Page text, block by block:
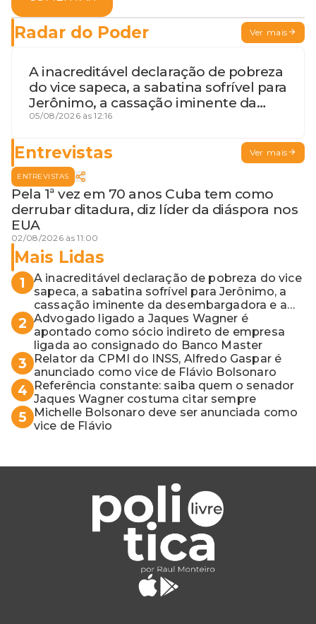
Radar do Poder Ver mais
A inacreditável declaração de pobreza
do vice sapeca, a sabatina sofrível para
Jerônimo, a cassação iminente da
desembargadora e a vaga do Quinto
05/08/2026 às 12:16
Entrevistas Ver mais
ENTREVISTAS
Pela 1ª vez em 70 anos Cuba tem como
derrubar ditadura, diz líder da diáspora nos
EUA
02/08/2026 às 11:00
Mais Lidas
1
A inacreditável declaração de pobreza do vice
sapeca, a sabatina sofrível para Jerônimo, a
cassação iminente da desembargadora e a
vaga do Quinto para o MP baiano
2 Advogado ligado a Jaques Wagner é
apontado como sócio indireto de empresa
ligada ao consignado do Banco Master
3
Relator da CPMI do INSS, Alfredo Gaspar é
anunciado como vice de Flávio Bolsonaro
4
Referência constante: saiba quem o senador
Jaques Wagner costuma citar sempre
5
Michelle Bolsonaro deve ser anunciada como
vice de Flávio